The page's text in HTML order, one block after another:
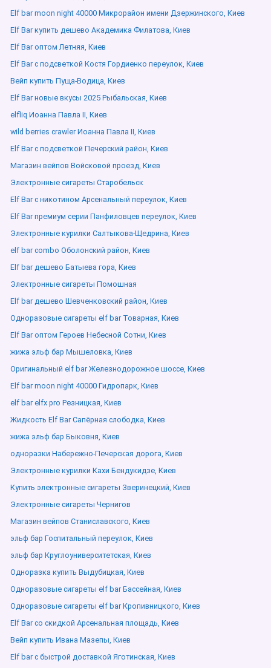
Elf bar moon night 40000 Микрорайон имени Дзержинского, Киев
Elf Bar купить дешево Академика Филатова, Киев
Elf Bar оптом Летняя, Киев
Elf Bar с подсветкой Костя Гордиенко переулок, Киев
Вейп купить Пуща-Водица, Киев
Elf Bar новые вкусы 2025 Рыбальская, Киев
elfliq Иоанна Павла ІІ, Киев
wild berries crawler Иоанна Павла ІІ, Киев
Elf Bar с подсветкой Печерский район, Киев
Магазин вейпов Войсковой проезд, Киев
Электронные сигареты Старобельск
Elf Bar с никотином Арсенальный переулок, Киев
Elf Bar премиум серии Панфиловцев переулок, Киев
Электронные курилки Салтыкова-Щедрина, Киев
elf bar combo Оболонский район, Киев
Elf bar дешево Батыева гора, Киев
Электронные сигареты Помошная
Elf bar дешево Шевченковский район, Киев
Одноразовые сигареты elf bar Товарная, Киев
Elf Bar оптом Героев Небесной Сотни, Киев
жижа эльф бар Мышеловка, Киев
Оригинальный elf bar Железнодорожное шоссе, Киев
Elf bar moon night 40000 Гидропарк, Киев
elf bar elfx pro Резницкая, Киев
Жидкость Elf Bar Сапёрная слободка, Киев
жижа эльф бар Быковня, Киев
одноразки Набережно-Печерская дорога, Киев
Электронные курилки Кахи Бендукидзе, Киев
Купить электронные сигареты Зверинецкий, Киев
Электронные сигареты Чернигов
Магазин вейпов Станиславского, Киев
эльф бар Госпитальный переулок, Киев
эльф бар Круглоуниверситетская, Киев
Одноразка купить Выдубицкая, Киев
Одноразовые сигареты elf bar Бассейная, Киев
Одноразовые сигареты elf bar Кропивницкого, Киев
Elf Bar со скидкой Арсенальная площадь, Киев
Вейп купить Ивана Мазепы, Киев
Elf bar с быстрой доставкой Яготинская, Киев